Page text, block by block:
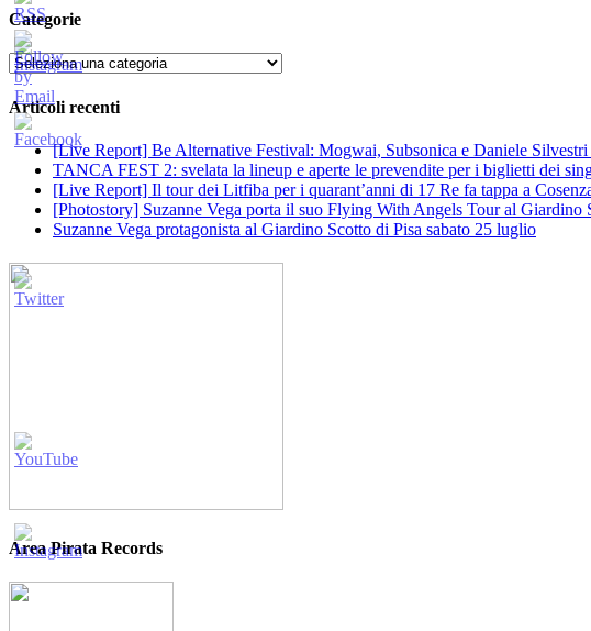
Categorie
Categorie
Articoli recenti
[Live Report] Be Alternative Festival: Mogwai, Subsonica e Daniele
TANCA FEST 2: svelata la lineup e aperte le prevendite per i biglietti dei
[Live Report] Il tour dei Litfiba per i quarant’anni di 17 Re fa tappa a
[Photostory] Suzanne Vega porta il suo Flying With Angels Tour al Giardino
Suzanne Vega protagonista al Giardino Scotto di Pisa sabato 25 luglio
Area Pirata Records